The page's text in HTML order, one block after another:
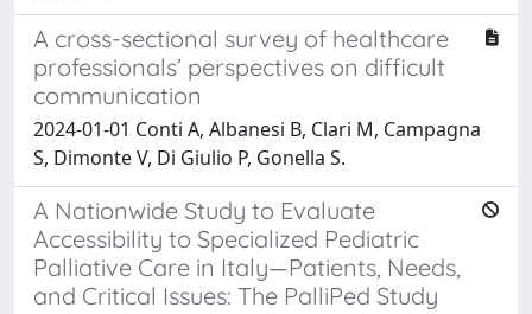
A cross-sectional survey of healthcare
professionals’ perspectives on difficult
communication
2024-01-01 Conti A, Albanesi B, Clari M, Campagna
S, Dimonte V, Di Giulio P, Gonella S.
A Nationwide Study to Evaluate
Accessibility to Specialized Pediatric
Palliative Care in Italy—Patients, Needs,
and Critical Issues: The PalliPed Study